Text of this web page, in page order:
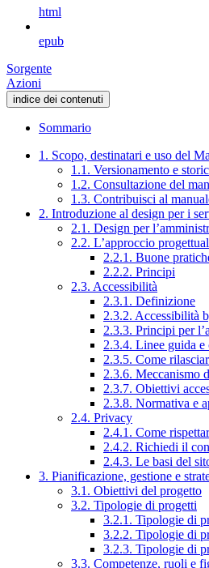
html
epub
Sorgente
Azioni
indice dei contenuti
Sommario
1. Scopo, destinatari e uso del
1.1. Versionamento e
1.2. Consultazione del
1.3. Contribuisci al
2. Introduzione al design per i
2.1. Design per
2.2. L’approccio
2.2.1. Buone
2.2.2. Principi
2.3. Accessibilità
2.3.1. Definizione
2.3.2. Accessibilità
2.3.3. Principi per
2.3.4. Linee guida e
2.3.5. Come
2.3.6. Meccanismo
2.3.7. Obiettivi
2.3.8. Normativa e
2.4. Privacy
2.4.1. Come
2.4.2. Richiedi il
2.4.3. Le basi del
3. Pianificazione, gestione e
3.1. Obiettivi del progetto
3.2. Tipologie di progetti
3.2.1. Tipologie di
3.2.2. Tipologie di
3.2.3. Tipologie di
3.3. Competenze, ruoli e